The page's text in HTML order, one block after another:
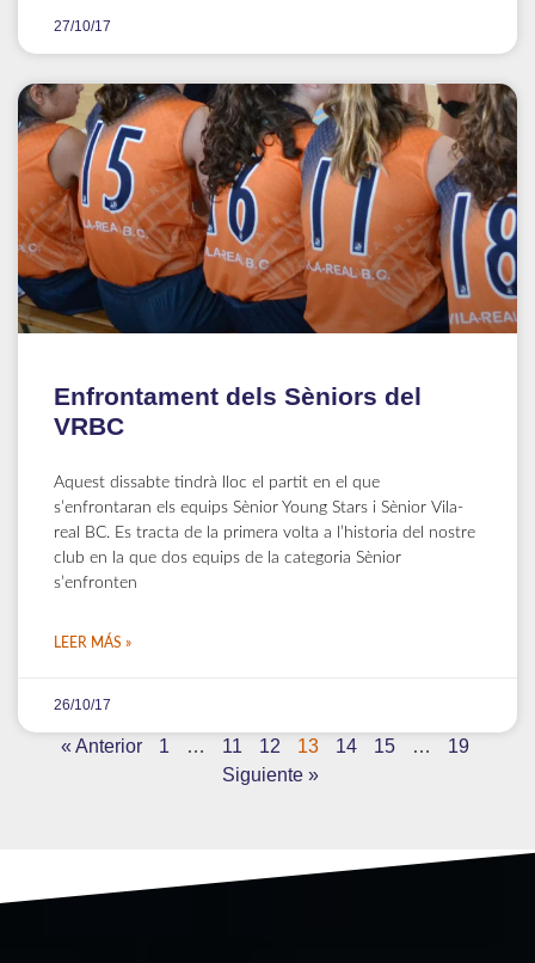
27/10/17
Enfrontament dels Sèniors del
VRBC
Aquest dissabte tindrà lloc el partit en el que
s’enfrontaran els equips Sènior Young Stars i Sènior Vila-
real BC. Es tracta de la primera volta a l’historia del nostre
club en la que dos equips de la categoria Sènior
s’enfronten
LEER MÁS »
26/10/17
« Anterior 1 … 11 12 13 14 15 …
19
Siguiente »